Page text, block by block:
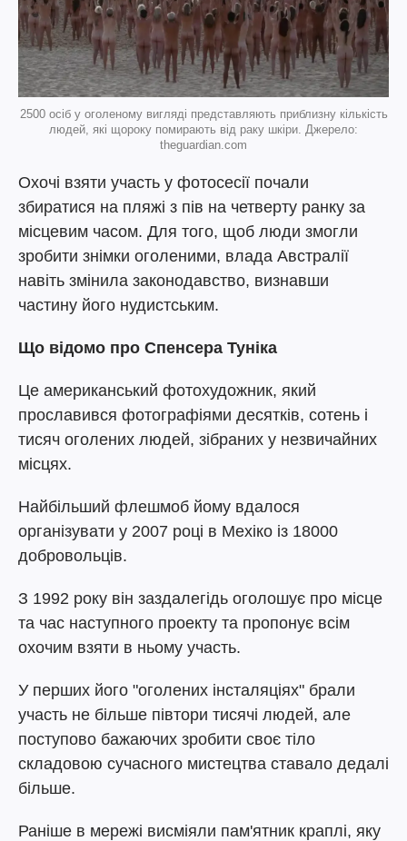
2500 осіб у оголеному вигляді представляють приблизну кількість
людей, які щороку помирають від раку шкіри. Джерело:
theguardian.com
Охочі взяти участь у фотосесії почали
збиратися на пляжі з пів на четверту ранку за
місцевим часом. Для того, щоб люди змогли
зробити знімки оголеними, влада Австралії
навіть змінила законодавство, визнавши
частину його нудистським.
Що відомо про Спенсера Туніка
Це американський фотохудожник, який
прославився фотографіями десятків, сотень і
тисяч оголених людей, зібраних у незвичайних
місцях.
Найбільший флешмоб йому вдалося
організувати у 2007 році в Мехіко із 18000
добровольців.
З 1992 року він заздалегідь оголошує про місце
та час наступного проекту та пропонує всім
охочим взяти в ньому участь.
У перших його "оголених інсталяціях" брали
участь не більше півтори тисячі людей, але
поступово бажаючих зробити своє тіло
складовою сучасного мистецтва ставало дедалі
більше.
Раніше в мережі висміяли пам'ятник краплі, яку